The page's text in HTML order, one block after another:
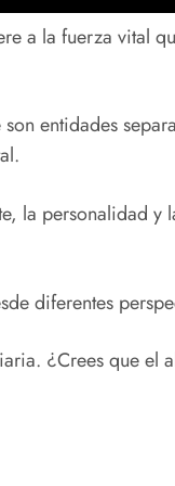
a la fuerza vital
entidades
la personalidad y
diferentes
¿Crees que el